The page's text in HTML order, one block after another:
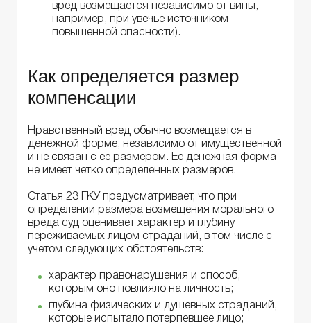
вред возмещается независимо от вины,
например, при увечье источником
повышенной опасности).
Как определяется размер
компенсации
Нравственный вред обычно возмещается в
денежной форме, независимо от имущественной
и не связан с ее размером. Ее денежная форма
не имеет четко определенных размеров.
Статья 23 ГКУ предусматривает, что при
определении размера возмещения морального
вреда суд оценивает характер и глубину
переживаемых лицом страданий, в том числе с
учетом следующих обстоятельств:
характер правонарушения и способ,
которым оно повлияло на личность;
глубина физических и душевных страданий,
которые испытало потерпевшее лицо;